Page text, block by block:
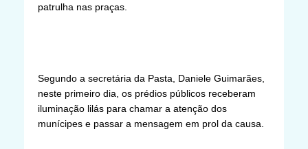
patrulha nas praças.
Segundo a secretária da Pasta, Daniele Guimarães,
neste primeiro dia, os prédios públicos receberam
iluminação lilás para chamar a atenção dos
munícipes e passar a mensagem em prol da causa.